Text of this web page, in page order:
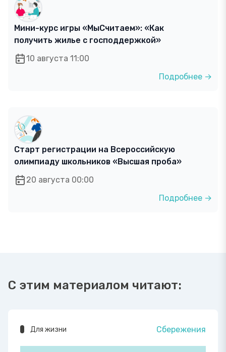
Мини-курс игры «МыСчитаем»: «Как
получить жилье с господдержкой»
10 августа 11:00
Подробнее →
Старт регистрации на Всероссийскую
олимпиаду школьников «Высшая проба»
20 августа 00:00
Подробнее →
С этим материалом читают:
Для жизни Сбережения